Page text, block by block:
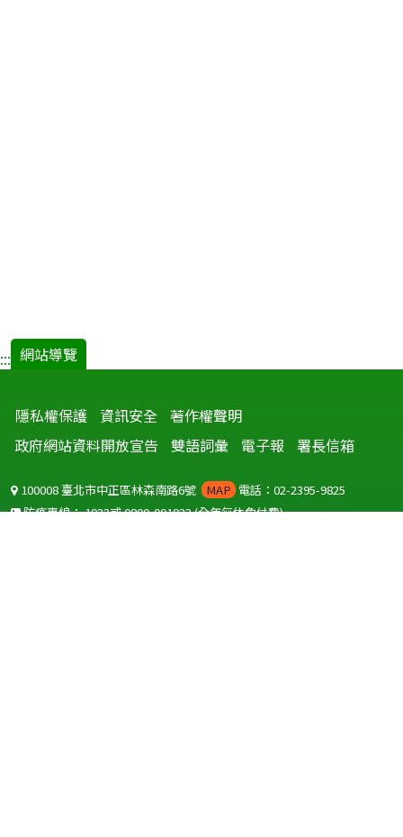
::: 網站導覽
隱私權保護 資訊安全 著作權聲明
政府網站資料開放宣告
雙語詞彙 電子報 署長信箱
100008 臺北市中正區林森南路6號 MAP 電話：02-2395-9825
防疫專線：1922或0800-001922(全年無休免付費)